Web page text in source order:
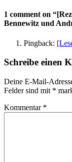
1 comment on
Bennewitz und
Pingback:
Schreibe einen
Deine E-Mail-
Felder sind mit *
Kommentar *